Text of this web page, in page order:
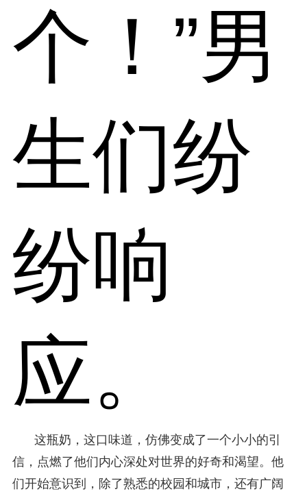
个！”男
生们纷
纷响
应。
这瓶奶，这口味道，仿佛变成了一个小小的引
信，点燃了他们内心深处对世界的好奇和渴望。他
们开始意识到，除了熟悉的校园和城市，还有广阔